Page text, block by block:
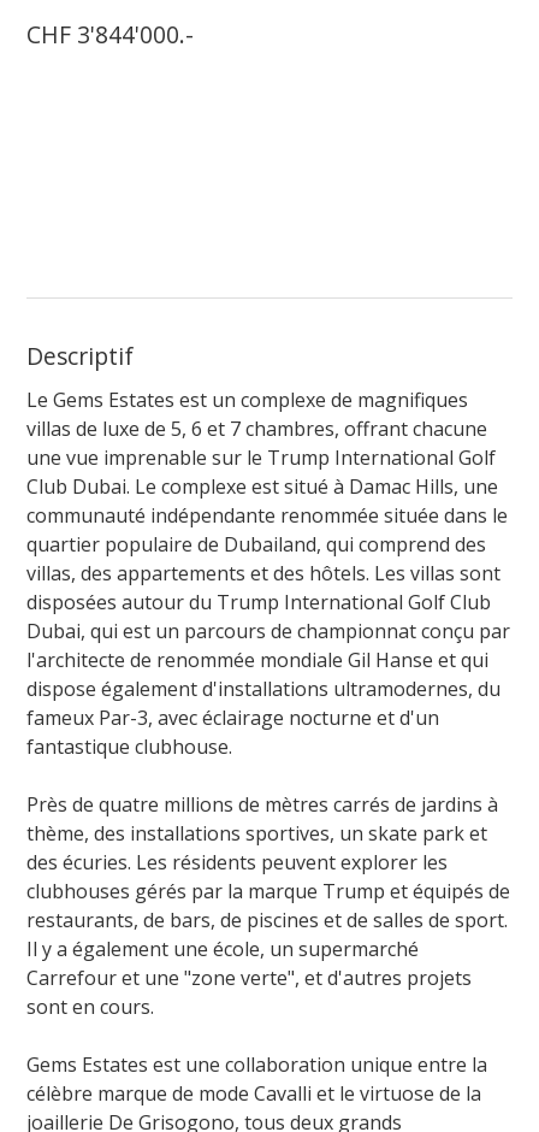
CHF 3'844'000.-
Descriptif
Le Gems Estates est un complexe de magnifiques
villas de luxe de 5, 6 et 7 chambres, offrant chacune
une vue imprenable sur le Trump International Golf
Club Dubai. Le complexe est situé à Damac Hills, une
communauté indépendante renommée située dans le
quartier populaire de Dubailand, qui comprend des
villas, des appartements et des hôtels. Les villas sont
disposées autour du Trump International Golf Club
Dubai, qui est un parcours de championnat conçu par
l'architecte de renommée mondiale Gil Hanse et qui
dispose également d'installations ultramodernes, du
fameux Par-3, avec éclairage nocturne et d'un
fantastique clubhouse.
Près de quatre millions de mètres carrés de jardins à
thème, des installations sportives, un skate park et
des écuries. Les résidents peuvent explorer les
clubhouses gérés par la marque Trump et équipés de
restaurants, de bars, de piscines et de salles de sport.
Il y a également une école, un supermarché
Carrefour et une "zone verte", et d'autres projets
sont en cours.
Gems Estates est une collaboration unique entre la
célèbre marque de mode Cavalli et le virtuose de la
joaillerie De Grisogono, tous deux grands